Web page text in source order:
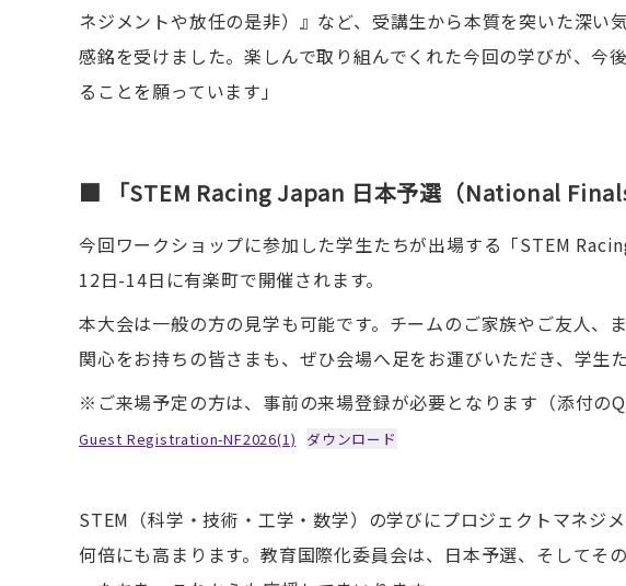
ネジメントや放任の是非）』など、受講生から本質を突いた深
感銘を受けました。楽しんで取り組んでくれた今回の学びが、今
ることを願っています」
■ 「STEM Racing Japan 日本予選（National
今回ワークショップに参加した学生たちが出場する「STEM
12日-14日に有楽町で開催されます。
本大会は一般の方の見学も可能です。チームのご家族やご友人、
関心をお持ちの皆さまも、ぜひ会場へ足をお運びいただき、学生
※ご来場予定の方は、事前の来場登録が必要となります（添付の
Guest Registration-NF2026(1) ダウンロード
STEM（科学・技術・工学・数学）の学びにプロジェクトマネジ
何倍にも高まります。教育国際化委員会は、日本予選、そしてそ